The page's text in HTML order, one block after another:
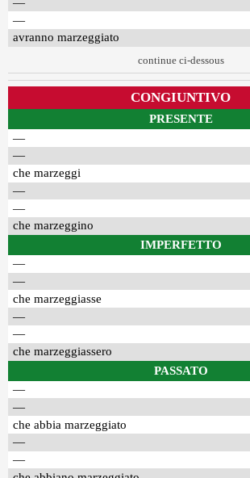
—
avranno marzeggiato
continue ci-dessous
CONGIUNTIVO
PRESENTE
—
—
che marzeggi
—
—
che marzeggino
IMPERFETTO
—
—
che marzeggiasse
—
—
che marzeggiassero
PASSATO
—
—
che abbia marzeggiato
—
—